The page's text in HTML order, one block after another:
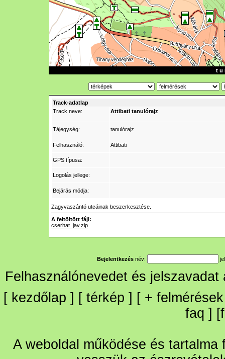
t u
Track-adatlap
Track neve:
Attibati tanulórajz
Tájegység: tanulórajz
Felhasználó: Attibati
GPS típusa:
Logolás jellege:
Bejárás módja:
Zagyvaszántó utcáinak beszerkesztése.
A feltöltött fájl:
cserhat_jav.zip
Bejelentkezés név:
Felhasználónevedet és
[ kezdőlap ] [ térkép ] [ + felmérések
faq ] [
A weboldal működése és